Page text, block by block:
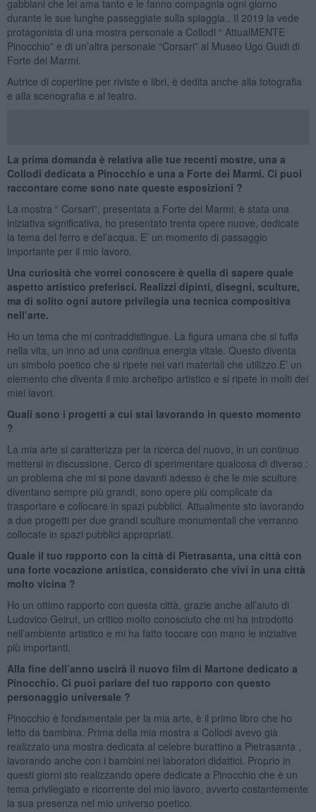
gabbiani che lei ama tanto e le fanno compagnia ogni giorno
durante le sue lunghe passeggiate sulla spiaggia.. Il 2019 la vede
protagonista di una mostra personale a Collodi “ AttualMENTE
Pinocchio” e di un’altra personale “Corsari” al Museo Ugo Guidi di
Forte dei Marmi.
Autrice di copertine per riviste e libri, è dedita anche alla fotografia
e alla scenografia e al teatro.
La prima domanda è relativa alle tue recenti mostre, una a
Collodi dedicata a Pinocchio e una a Forte dei Marmi. Ci puoi
raccontare come sono nate queste esposizioni ?
La mostra “ Corsari”, presentata a Forte dei Marmi, è stata una
iniziativa significativa, ho presentato trenta opere nuove, dedicate
la tema del ferro e del’acqua. E’ un momento di passaggio
importante per il mio lavoro.
Una curiosità che vorrei conoscere è quella di sapere quale
aspetto artistico preferisci. Realizzi dipinti, disegni, sculture,
ma di solito ogni autore privilegia una tecnica compositiva
nell’arte.
Ho un tema che mi contraddistingue. La figura umana che si tuffa
nella vita, un inno ad una continua energia vitale. Questo diventa
un simbolo poetico che si ripete nei vari materiali che utilizzo.E’ un
elemento che diventa il mio archetipo artistico e si ripete in molti dei
miei lavori.
Quali sono i progetti a cui stai lavorando in questo momento
?
La mia arte si caratterizza per la ricerca del nuovo, in un continuo
mettersi in discussione. Cerco di sperimentare qualcosa di diverso :
un problema che mi si pone davanti adesso è che le mie sculture
diventano sempre più grandi, sono opere più complicate da
trasportare e collocare in spazi pubblici. Attualmente sto lavorando
a due progetti per due grandi sculture monumentali che verranno
collocate in spazi pubblici appropriati.
Quale il tuo rapporto con la città di Pietrasanta, una città con
una forte vocazione artistica, considerato che vivi in una città
molto vicina ?
Ho un ottimo rapporto con questa città, grazie anche all’aiuto di
Ludovico Geirut, un critico molto conosciuto che mi ha introdotto
nell’ambiente artistico e mi ha fatto toccare con mano le iniziative
più importanti.
Alla fine dell’anno uscirà il nuovo film di Martone dedicato a
Pinocchio. Ci puoi parlare del tuo rapporto con questo
personaggio universale ?
Pinocchio è fondamentale per la mia arte, è il primo libro che ho
letto da bambina. Prima della mia mostra a Collodi avevo già
realizzato una mostra dedicata al celebre burattino a Pietrasanta ,
lavorando anche con i bambini nei laboratori didattici. Proprio in
questi giorni sto realizzando opere dedicate a Pinocchio che è un
tema privilegiato e ricorrente del mio lavoro, avverto costantemente
la sua presenza nel mio universo poetico.